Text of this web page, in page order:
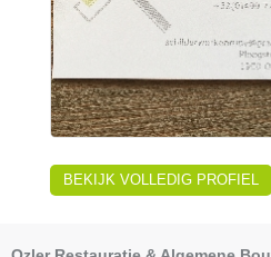
BEKIJK VOLLEDIG PROFIEL